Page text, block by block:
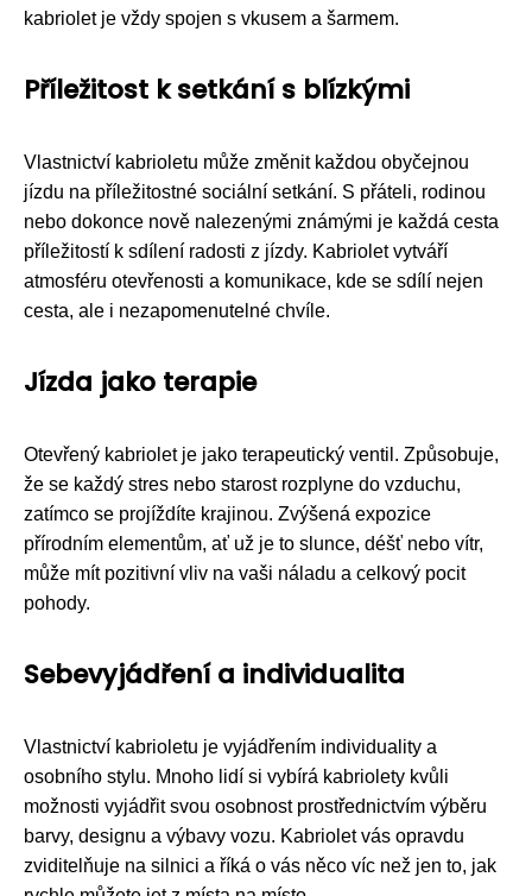
kabriolet je vždy spojen s vkusem a šarmem.
Příležitost k setkání s blízkými
Vlastnictví kabrioletu může změnit každou obyčejnou
jízdu na příležitostné sociální setkání. S přáteli, rodinou
nebo dokonce nově nalezenými známými je každá cesta
příležitostí k sdílení radosti z jízdy. Kabriolet vytváří
atmosféru otevřenosti a komunikace, kde se sdílí nejen
cesta, ale i nezapomenutelné chvíle.
Jízda jako terapie
Otevřený kabriolet je jako terapeutický ventil. Způsobuje,
že se každý stres nebo starost rozplyne do vzduchu,
zatímco se projíždíte krajinou. Zvýšená expozice
přírodním elementům, ať už je to slunce, déšť nebo vítr,
může mít pozitivní vliv na vaši náladu a celkový pocit
pohody.
Sebevyjádření a individualita
Vlastnictví kabrioletu je vyjádřením individuality a
osobního stylu. Mnoho lidí si vybírá kabriolety kvůli
možnosti vyjádřit svou osobnost prostřednictvím výběru
barvy, designu a výbavy vozu. Kabriolet vás opravdu
zviditelňuje na silnici a říká o vás něco víc než jen to, jak